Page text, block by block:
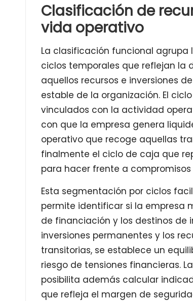
Clasificación de
vida operativo
La clasificación funcional
ciclos temporales que reflejan la
aquellos recursos e inversiones
estable de la organización. El
vinculados con la actividad
con que la empresa genera
operativo que recoge aquellas
finalmente el ciclo de caja que
para hacer frente a compromisos
Esta segmentación por ciclos
permite identificar si la empresa
de financiación y los destinos de
inversiones permanentes y los
transitorias, se establece un
riesgo de tensiones financieras.
posibilita además calcular
que refleja el margen de